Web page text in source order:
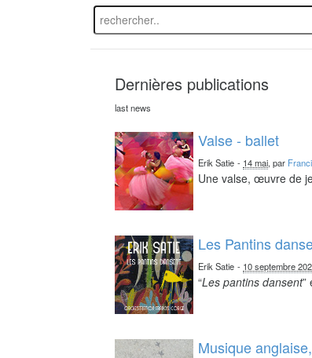
Dernières publications
last news
Valse - ballet
Erik Satie - 14 mai, par
Une valse, œuvre de
Les Pantins
Erik Satie - 10 septembre
“Les pantins dansent”
Musique